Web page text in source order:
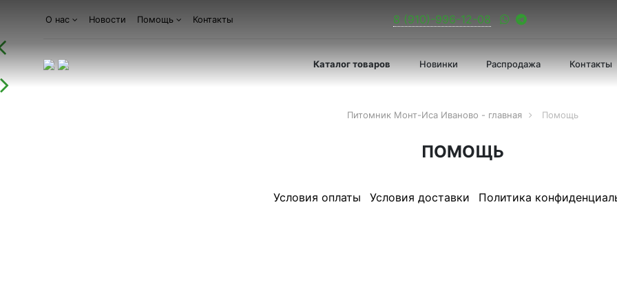
О нас Новости Помощь Контакты 8 (910)-996-12-08
Каталог товаров Новинки Распродажа Контакты
Питомник Монт-Иса Иваново - главная Помощь
ПОМОЩЬ
Условия оплаты Условия доставки Политика